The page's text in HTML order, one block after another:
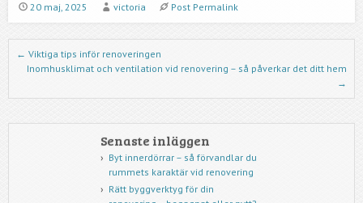
20 maj, 2025 victoria Post Permalink
Post navigation
← Viktiga tips inför renoveringen
Inomhusklimat och ventilation vid renovering – så påverkar det ditt hem
→
Senaste inläggen
Byt innerdörrar – så förvandlar du
rummets karaktär vid renovering
Rätt byggverktyg för din